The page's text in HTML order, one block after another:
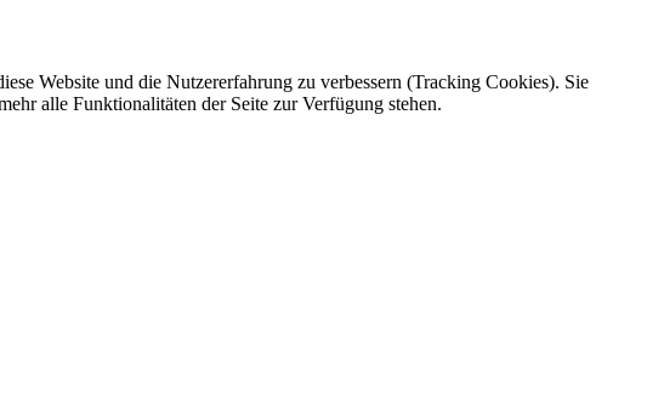
Website und die Nutzererfahrung zu verbessern (Tracking Cookies). Sie
alle Funktionalitäten der Seite zur Verfügung stehen.